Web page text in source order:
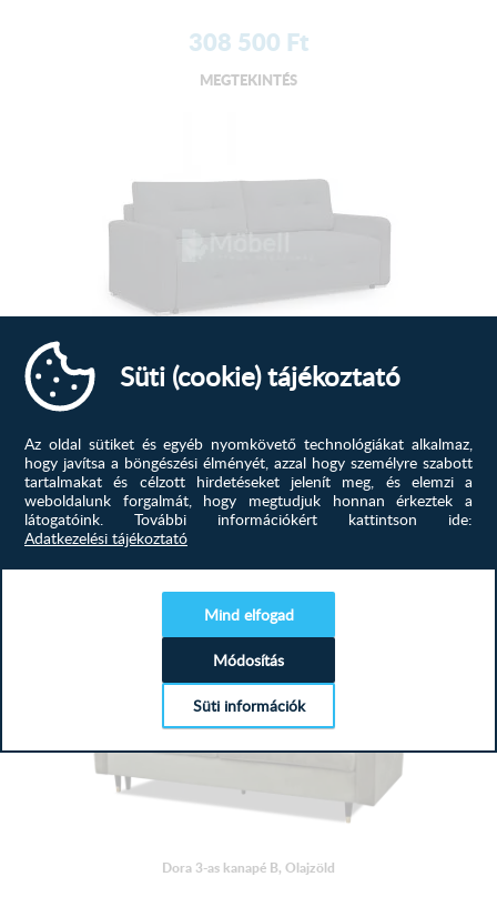
308 500 Ft
MEGTEKINTÉS
Praktikus, helytakarékos, kényelmes és az Öné! Keresse
meg kanapéját nálunk!...
331 500Ft
Dora 3-as kanapé B, Olajzöld
Süti (cookie) tájékoztató
Az oldal sütiket és egyéb nyomkövető technológiákat alkalmaz,
hogy javítsa a böngészési élményét, azzal hogy személyre szabott
tartalmakat és célzott hirdetéseket jelenít meg, és elemzi a
weboldalunk forgalmát, hogy megtudjuk honnan érkeztek a
látogatóink.
További információkért kattintson ide:
Adatkezelési tájékoztató
Mind elfogad
Módosítás
Süti információk